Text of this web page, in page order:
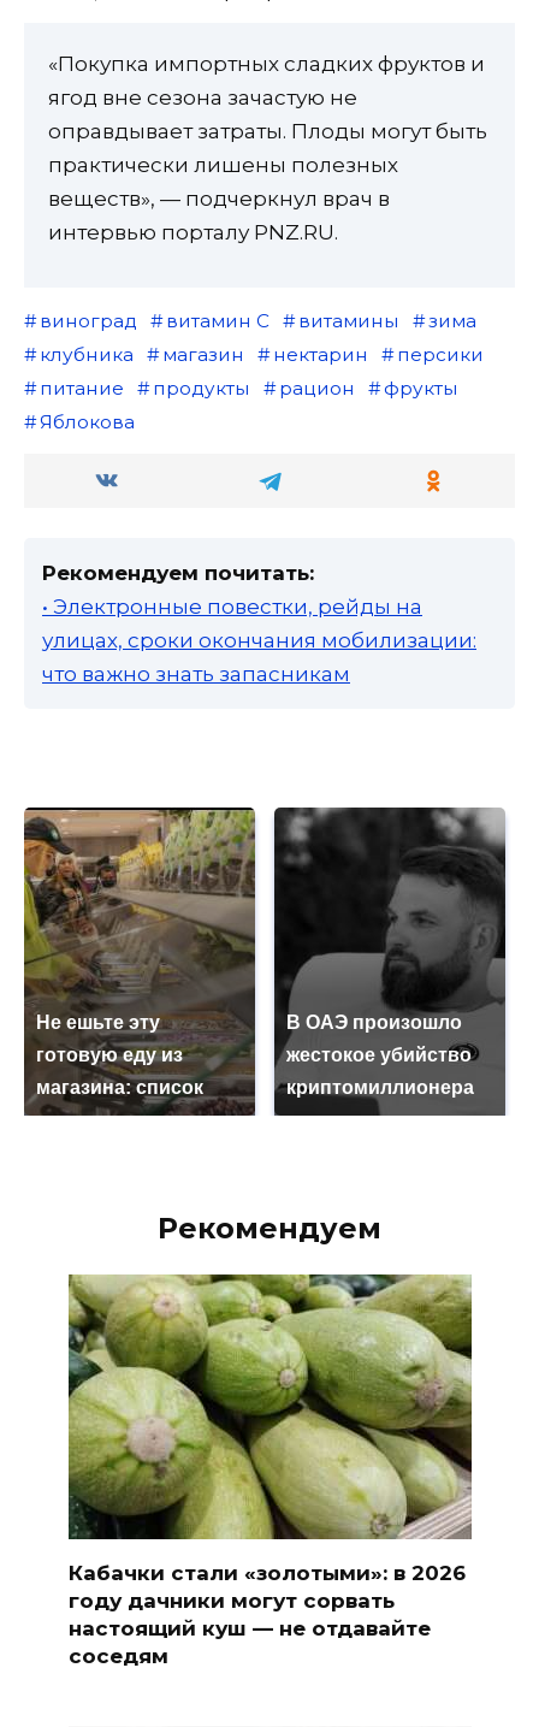
«Покупка импортных сладких фруктов и
ягод вне сезона зачастую не
оправдывает затраты. Плоды могут быть
практически лишены полезных
веществ», — подчеркнул врач в
интервью порталу PNZ.RU.
виноград витамин С витамины
зима
клубника
магазин нектарин
персики
питание
продукты рацион
фрукты
Яблокова
Рекомендуем почитать:
• Электронные повестки, рейды на
улицах, сроки окончания мобилизации:
что важно знать запасникам
Не ешьте эту
готовую еду из
магазина: список
В ОАЭ произошло
жестокое убийство
криптомиллионера
Рекомендуем
Кабачки стали «золотыми»: в 2026
году дачники могут сорвать
настоящий куш — не отдавайте
соседям